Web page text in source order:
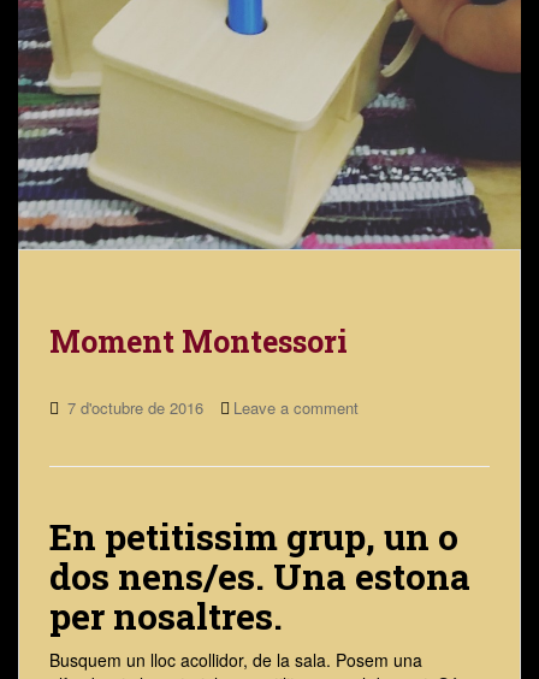
Moment Montessori
7 d'octubre de 2016 Leave a comment
En petitissim grup, un o
dos nens/es. Una estona
per nosaltres.
Busquem un lloc acollidor, de la sala. Posem una